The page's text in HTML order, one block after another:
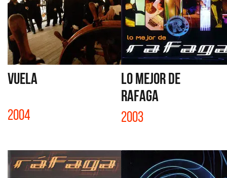
VUELA
2004
LO MEJOR DE
RAFAGA
2003